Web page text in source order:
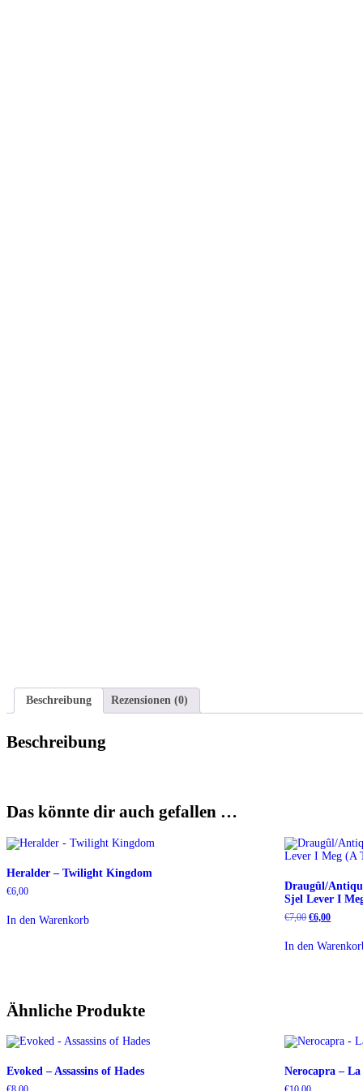
Beschreibung
Rezensionen (0)
Beschreibung
Das könnte dir auch gefallen …
Heralder – Twilight Kingdom
€6,00
In den Warenkorb
Draugûl/
Sjel Lever I
€7,00Ursprünglicher
war:
€7,00
€6,00Aktueller
€6,00.
In den
Ähnliche Produkte
Evoked – Assassins of Hades Nerocapra – La